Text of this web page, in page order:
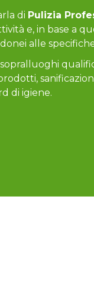
di Pulizia
e, in base a
alle
di igiene.